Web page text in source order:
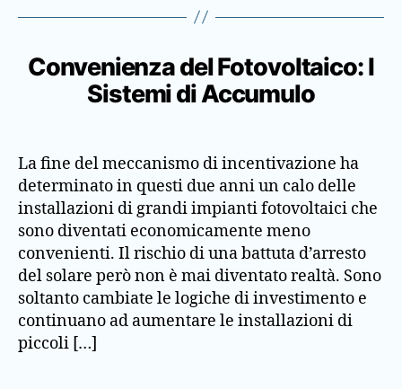
Convenienza del Fotovoltaico: I
Sistemi di Accumulo
La fine del meccanismo di incentivazione ha
determinato in questi due anni un calo delle
installazioni di grandi impianti fotovoltaici che
sono diventati economicamente meno
convenienti. Il rischio di una battuta d’arresto
del solare però non è mai diventato realtà. Sono
soltanto cambiate le logiche di investimento e
continuano ad aumentare le installazioni di
piccoli […]